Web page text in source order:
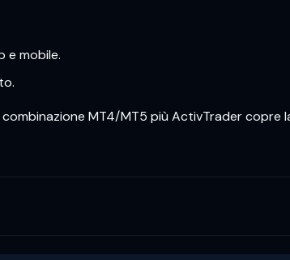
e mobile.
MT4/MT5 più ActivTrader copre